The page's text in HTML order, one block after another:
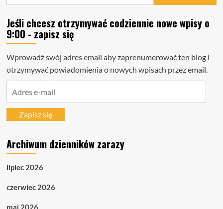
Jeśli chcesz otrzymywać codziennie nowe wpisy o
9:00 - zapisz się
Wprowadź swój adres email aby zaprenumerować ten blog i
otrzymywać powiadomienia o nowych wpisach przez email.
mailZapisz się
Archiwum dzienników zarazy
lipiec 2026
czerwiec 2026